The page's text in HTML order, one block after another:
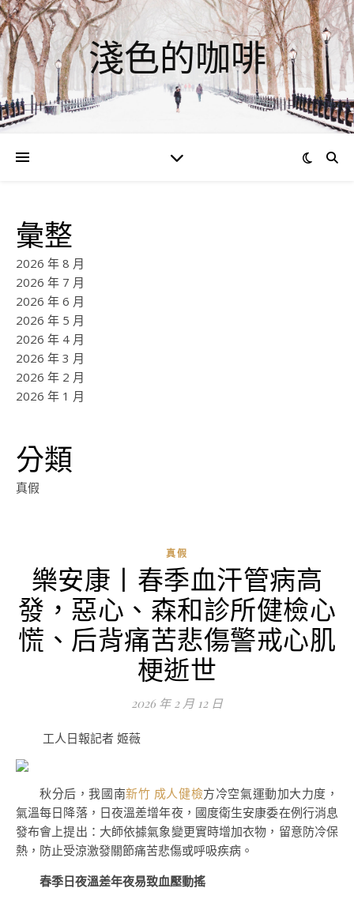
淺色的咖啡
彙整
2026 年 8 月
2026 年 7 月
2026 年 6 月
2026 年 5 月
2026 年 4 月
2026 年 3 月
2026 年 2 月
2026 年 1 月
分類
真假
真假
樂安康丨春季血汗管病高
發，惡心、森和診所健檢心
慌、后背痛苦悲傷警戒心肌
梗逝世
2026 年 2 月 12 日
工人日報記者 姬薇
秋分后，我國南新竹 成人健檢方冷空氣運動加大力度，
氣溫每日降落，日夜溫差增年夜，國度衛生安康委在例行消息
發布會上提出：大師依據氣象變更實時增加衣物，留意防冷保
熱，防止受涼激發關節痛苦悲傷或呼吸疾病。
春季日夜溫差年夜易致血壓動搖
0
評
論